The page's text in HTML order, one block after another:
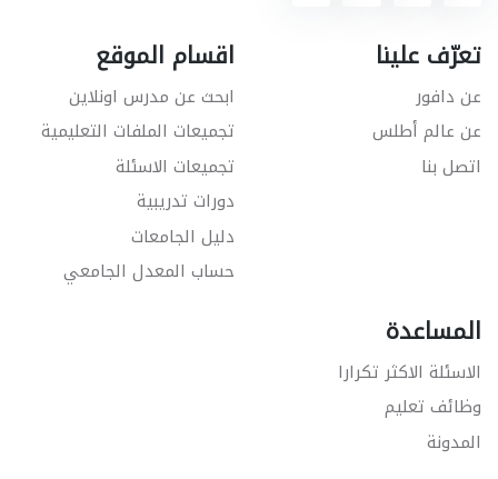
تعرّف علينا
عن دافور
عن عالم أطلس
اتصل بنا
اقسام الموقع
ابحث عن مدرس اونلاين
تجميعات الملفات التعليمية
تجميعات الاسئلة
دورات تدريبية
دليل الجامعات
حساب المعدل الجامعي
المساعدة
الاسئلة الاكثر تكرارا
وظائف تعليم
المدونة